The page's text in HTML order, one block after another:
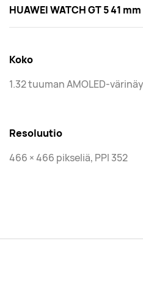
HUAWEI WATCH GT 5 41 mm
Koko
1.32 tuuman AMOLED-
Resoluutio
466 × 466 pikseliä, PPI 352